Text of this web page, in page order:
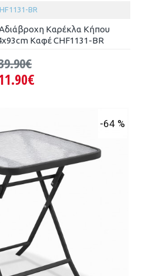
BR
Καρέκλα Κήπου
Καφέ CHF1131-BR
-64 %